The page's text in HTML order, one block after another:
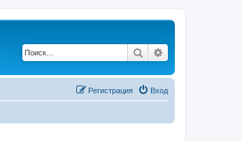
Поиск
Вход
Регистрация